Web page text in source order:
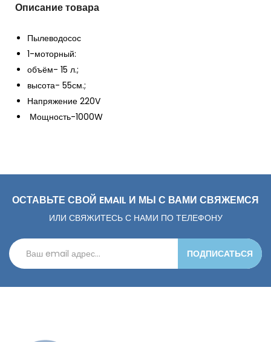
Описание товара
Пылеводосос
1-моторный:
объём- 15 л.;
высота- 55см.;
Напряжение 220V
Мощность-1000W
ОСТАВЬТЕ СВОЙ EMAIL И МЫ С ВАМИ СВЯЖЕМСЯ
ИЛИ СВЯЖИТЕСЬ С НАМИ ПО ТЕЛЕФОНУ
ПОДПИСАТЬСЯ